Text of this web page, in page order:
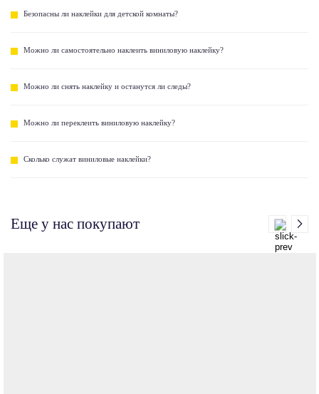
Безопасны ли наклейки для детской комнаты?
Можно ли самостоятельно наклеить виниловую наклейку?
Можно ли снять наклейку и останутся ли следы?
Можно ли переклеить виниловую наклейку?
Сколько служат виниловые наклейки?
Еще у нас покупают